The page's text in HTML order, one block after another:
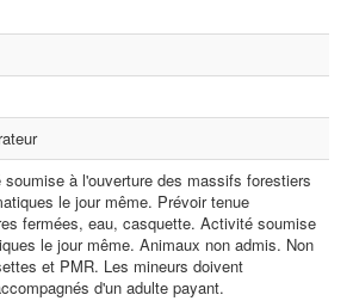
à l'ouverture des massifs forestiers
le jour même. Prévoir tenue
fermées, eau, casquette. Activité soumise
le jour même. Animaux non admis. Non
et PMR. Les mineurs doivent
d'un adulte payant.